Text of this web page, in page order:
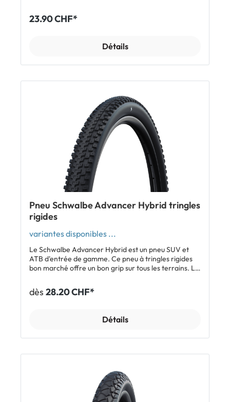
avec technologie ERT (tubeless) Profil optimal pour la
route et les chemins de gravier Combine les
facilité d'utilisation d'un système classique pneu-
Giant Crosscut AT ERT
23.90 CHF*
Détails
Pneu Schwalbe Advancer Hybrid tringles
rigides
variantes disponibles ...
Le Schwalbe Advancer Hybrid est un pneu SUV et
ATB d'entrée de gamme. Ce pneu à tringles rigides
bon marché offre un bon grip sur tous les terrains. La
silencieux, une faible résistance au roulement et une
grande durée de vie. Les crampons dans la zone
grip sur tous les terrains Zone centrale fermée pour
dès 28.20 CHF*
Détails